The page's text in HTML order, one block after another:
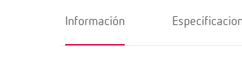
Información